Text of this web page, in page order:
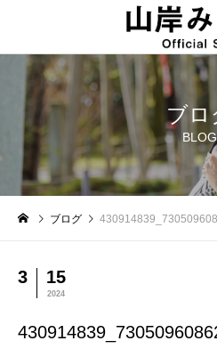
ブロ
BLOG
ブログ
3 15
2024